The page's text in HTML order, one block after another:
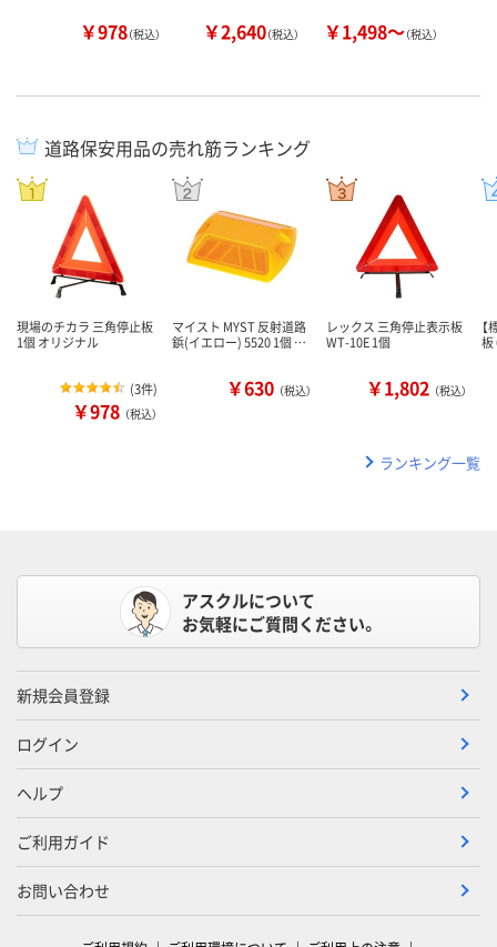
￥978（税込） ￥2,640（税込） ￥1,498～（税込）
道路保安用品の売れ筋ランキング
現場のチカラ 三角停止板
1個 オリジナル
(3件)
￥978 （税込）
マイスト MYST 反射道路
鋲(イエロー) 5520 1個 …
￥630 （税込）
レックス 三角停止表示板
WT-10E 1個
￥1,802 （税込）
板
ランキング一覧
アスクルについて
お気軽にご質問ください。
新規会員登録
ログイン
ヘルプ
ご利用ガイド
お問い合わせ